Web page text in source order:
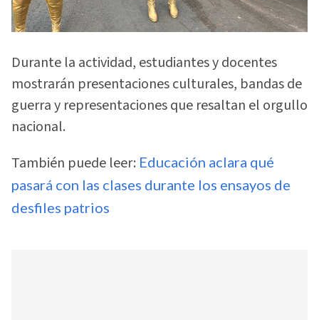
Durante la actividad, estudiantes y docentes
mostrarán presentaciones culturales, bandas de
guerra y representaciones que resaltan el orgullo
nacional.
También puede leer: Educación aclara qué
pasará con las clases durante los ensayos de
desfiles patrios